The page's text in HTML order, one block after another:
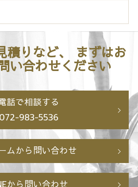
りなど、 まずはお
い合わせください
話で相談する
072-983-5536
ムから問い合わせ
から問い合わせ